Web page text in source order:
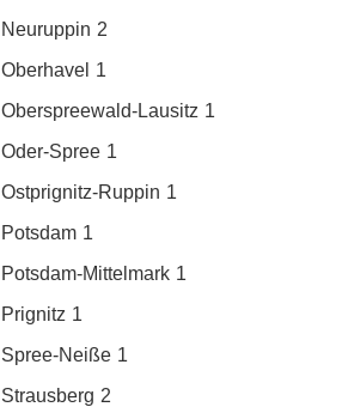
Neuruppin 2
Oberhavel 1
Oberspreewald-Lausitz 1
Oder-Spree 1
Ostprignitz-Ruppin 1
Potsdam 1
Potsdam-Mittelmark 1
Prignitz 1
Spree-Neiße 1
Strausberg 2